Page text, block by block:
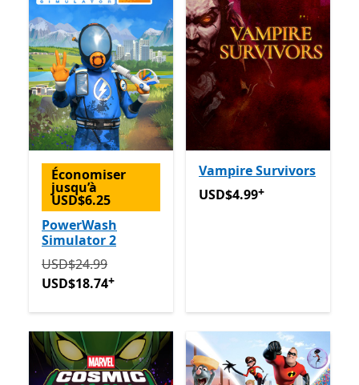
Économiser
jusqu’à
USD$6.25
PowerWash
Simulator 2
Initialement USD$24.99 maintenant USD$18.74
USD$24.99
USD$18.74+
Vampire Survivors
USD$4.99Avec des achats
USD$4.99+